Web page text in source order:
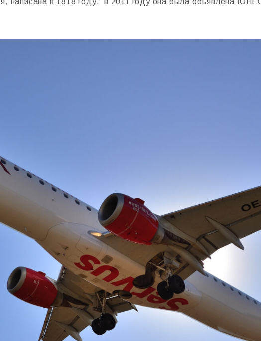
написана в 1818 году, в 2011 году она была объявлена